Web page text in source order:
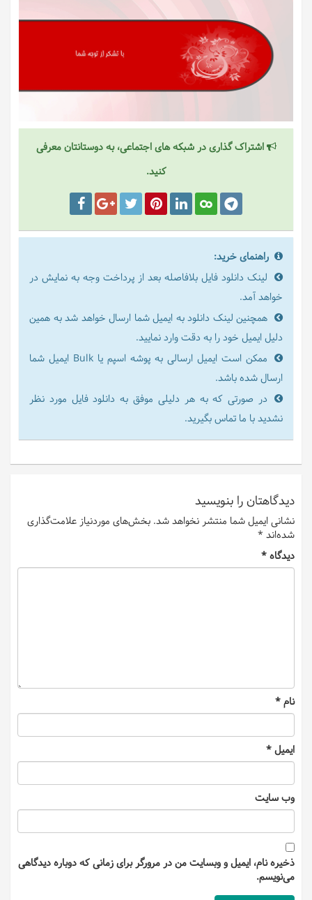
اشتراک گذاری در شبکه های اجتماعی، به دوستانتان معرفی
کنید.
راهنمای خرید:
لینک دانلود فایل بلافاصله بعد از پرداخت وجه به نمایش در
خواهد آمد.
همچنین لینک دانلود به ایمیل شما ارسال خواهد شد به همین
دلیل ایمیل خود را به دقت وارد نمایید.
ممکن است ایمیل ارسالی به پوشه اسپم یا Bulk ایمیل شما
ارسال شده باشد.
در صورتی که به هر دلیلی موفق به دانلود فایل مورد نظر
نشدید با ما تماس بگیرید.
دیدگاهتان را بنویسید
نشانی ایمیل شما منتشر نخواهد شد. بخش‌های موردنیاز علامت‌گذاری
شده‌اند *
دیدگاه*
نام*
ایمیل*
وب‌ سایت
ذخیره نام، ایمیل و وبسایت من در مرورگر برای زمانی که دوباره دیدگاهی
می‌نویسم.